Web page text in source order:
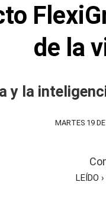
de la
y la
MARTES 19
LEÍDO ›